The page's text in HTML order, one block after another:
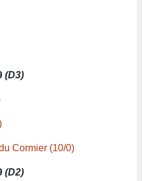
(D3)
Cormier (10/0)
(D2)